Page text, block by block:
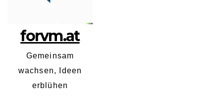
forvm.at
Gemeinsam
wachsen, Ideen
erblühen